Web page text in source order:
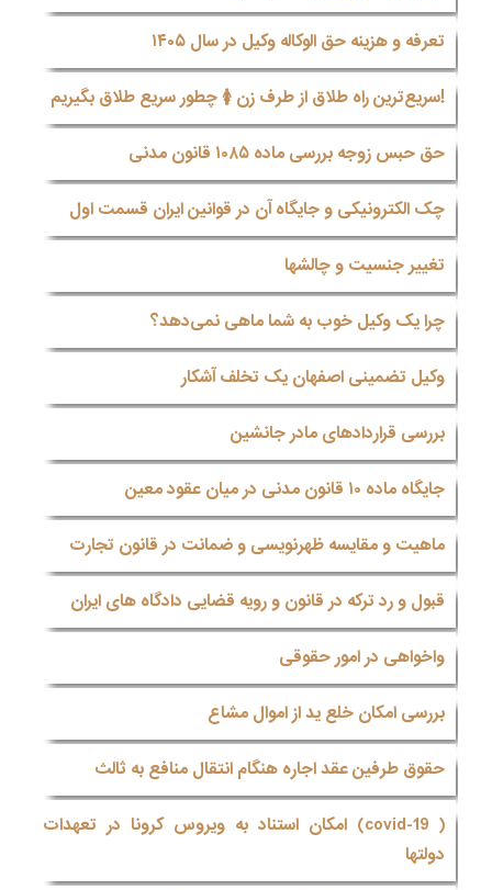
تعرفه و هزینه حق الوکاله وکیل در سال ۱۴۰۵
!سریع‌ترین راه طلاق از طرف زن 🚺 چطور سریع طلاق بگیریم
حق حبس زوجه بررسی ماده ۱۰۸۵ قانون مدنی
چک الکترونیکی و جایگاه آن در قوانین ایران قسمت اول
تغییر جنسیت و چالشها
چرا یک وکیل خوب به شما ماهی نمی‌دهد؟
وکیل تضمینی اصفهان یک تخلف آشکار
بررسی قراردادهای مادر جانشین
جایگاه ماده ۱۰ قانون مدنی در میان عقود معین
ماهیت و مقایسه ظهرنویسی و ضمانت در قانون تجارت
قبول و رد ترکه در قانون و رویه قضایی دادگاه های ایران
واخواهی در امور حقوقی
بررسی امکان خلع ید از اموال مشاع
حقوق طرفین عقد اجاره هنگام انتقال منافع به ثالث
( covid-19) امکان استناد به ویروس کرونا در تعهدات
دولتها